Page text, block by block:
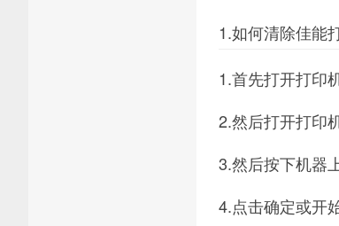
1.如何清除佳能
1.首先打开打印
2.然后打开打印
3.然后按下机器
4.点击确定或开